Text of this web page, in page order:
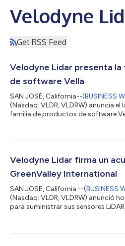
Velodyne
Get RSS Feed
Velodyne Lidar presenta
de software Vella
SAN JOSÉ, California--(BUSINESS
(Nasdaq: VLDR, VLDRW) anuncia
familia de productos de software
(lidar, por sus siglas en inglés)
sensores de Velodyne pueden
de software...
Velodyne Lidar firma un
GreenValley International
SAN JOSE, California.--(BUSINESS
(Nasdaq: VLDR, VLDRW) anunció
para suministrar sus sensores
incluso en entornos sin GPS.